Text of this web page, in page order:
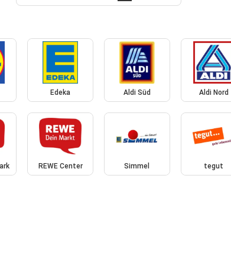
Edeka Aldi Süd Aldi Nord
REWE Center Simmel tegut